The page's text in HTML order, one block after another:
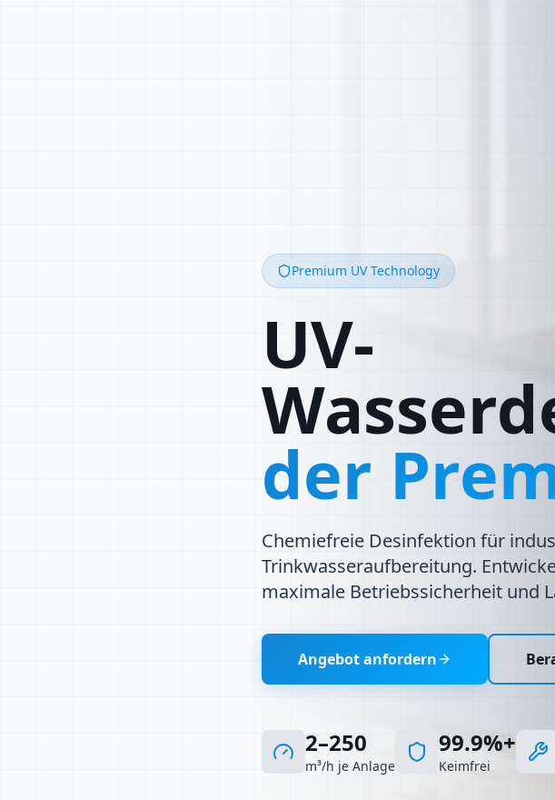
Premium UV Technology
UV-
der
Chemiefreie Desinfektion für
Trinkwasseraufbereitung.
maximale Betriebssicherheit und
Angebot anfordern
2–250
m³/h je Anlage
99.9%+
Keimfrei